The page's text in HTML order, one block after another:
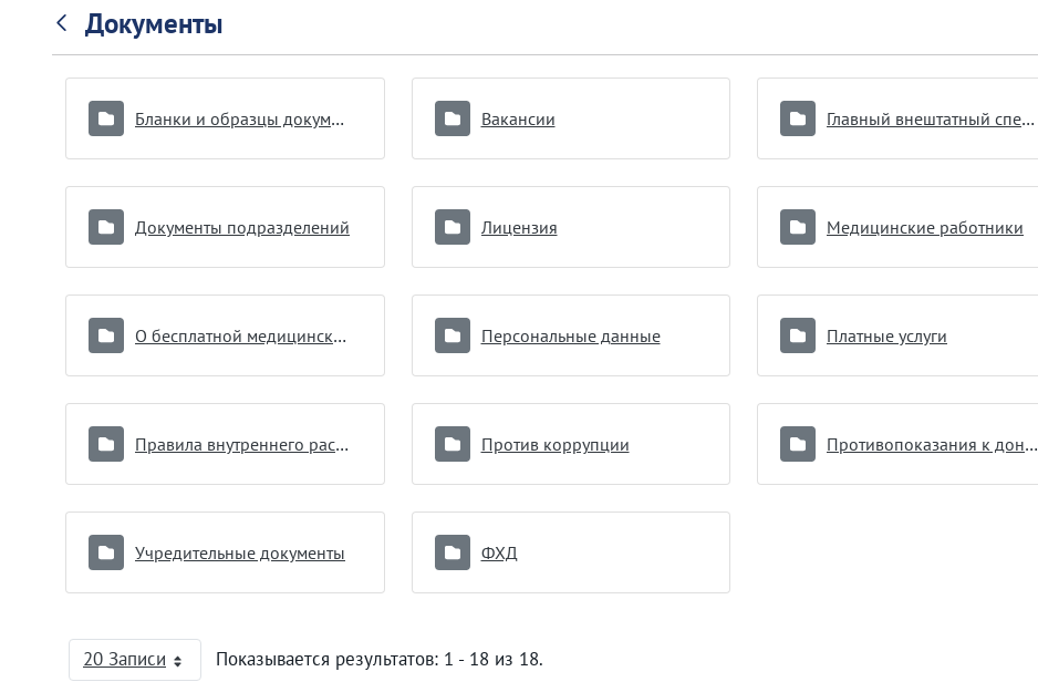
Документы
Бланки и образцы документов Вакансии Главный внештатный специалист
Документы подразделений Лицензия Медицинские работники
О бесплатной медицинской помощи Персональные данные Платные услуги
Правила внутреннего распорядка для потребителей услуг Против коррупции Противопоказания к донорству
Учредительные документы ФХД
20 ЗаписиНа страницуПоказывается результатов: 1 - 18 из 18.